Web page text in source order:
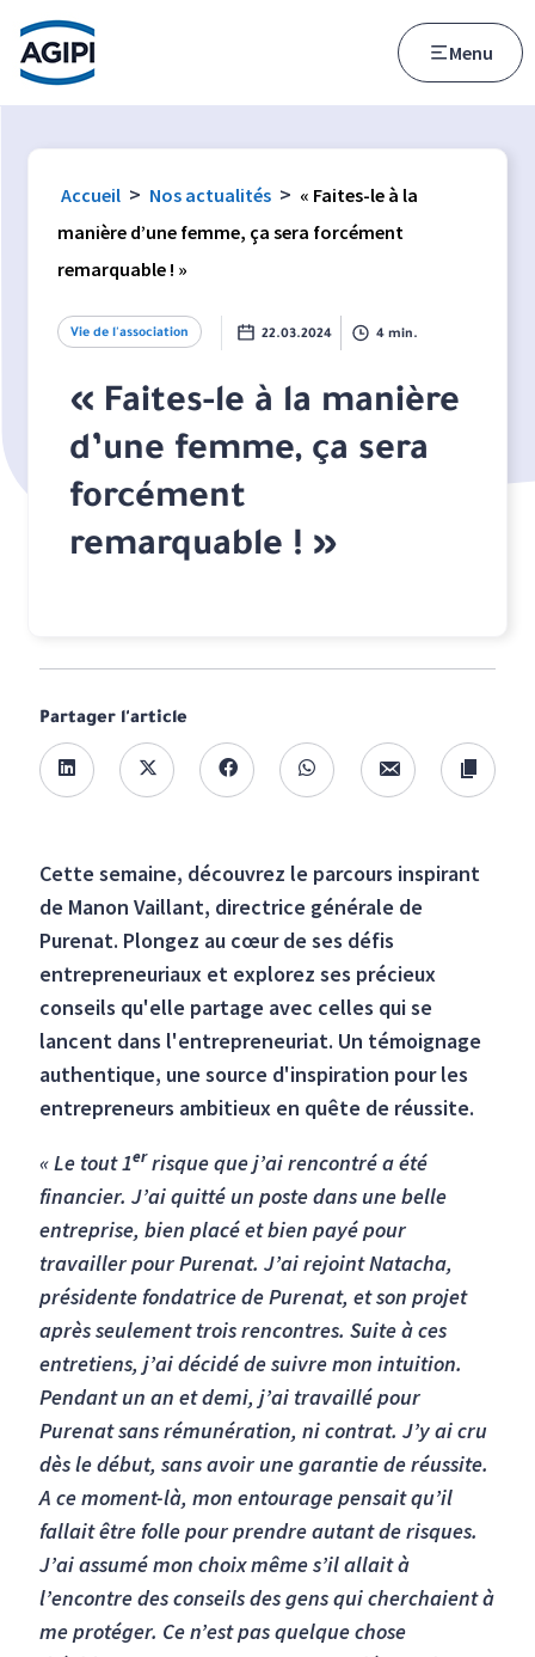
Accès au menu
Accès au contenu principal
Menu
Accueil > Nos actualités > « Faites-le à la
manière d’une femme, ça sera forcément
remarquable ! »
Vie de l'association 22.03.2024 4 min.
« Faites-le à la manière
d’une femme, ça sera
forcément
remarquable ! »
Partager l'article
Cette semaine, découvrez le parcours inspirant
de Manon Vaillant, directrice générale de
Purenat. Plongez au cœur de ses défis
entrepreneuriaux et explorez ses précieux
conseils qu'elle partage avec celles qui se
lancent dans l'entrepreneuriat. Un témoignage
authentique, une source d'inspiration pour les
entrepreneurs ambitieux en quête de réussite.
« Le tout 1errisque que j’ai rencontré a été
financier. J’ai quitté un poste dans une belle
entreprise, bien placé et bien payé pour
travailler pour Purenat. J’ai rejoint Natacha,
présidente fondatrice de Purenat, et son projet
après seulement trois rencontres. Suite à ces
entretiens, j’ai décidé de suivre mon intuition.
Pendant un an et demi, j’ai travaillé pour
Purenat sans rémunération, ni contrat. J’y ai cru
dès le début, sans avoir une garantie de réussite.
A ce moment-là, mon entourage pensait qu’il
fallait être folle pour prendre autant de risques.
J’ai assumé mon choix même s’il allait à
l’encontre des conseils des gens qui cherchaient à
me protéger. Ce n’est pas quelque chose